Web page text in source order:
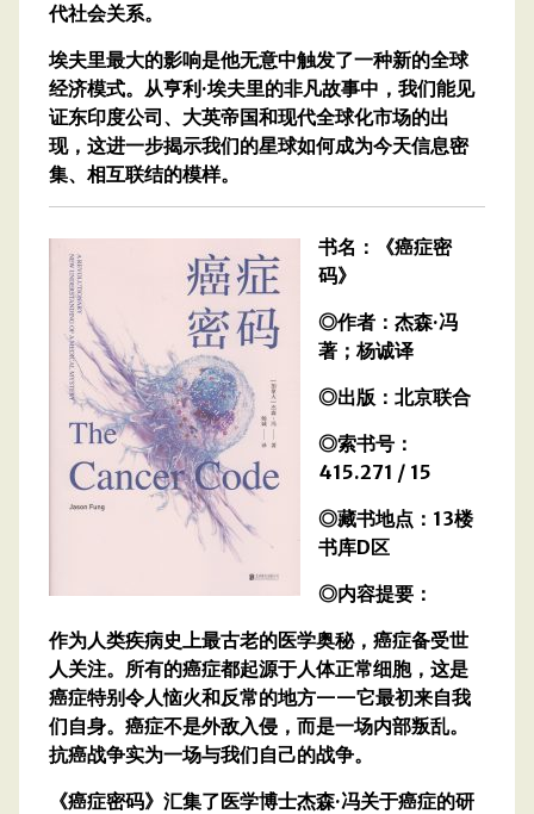
代社会关系。
埃夫里最大的影响是他无意中触发了一种新的全球
经济模式。从亨利·埃夫里的非凡故事中，我们能见
证东印度公司、大英帝国和现代全球化市场的出
现，这进一步揭示我们的星球如何成为今天信息密
集、相互联结的模样。
书名：《癌症密
码》
◎作者：杰森·冯
著；杨诚译
◎出版：北京联合
◎索书号：
415.271 / 15
◎藏书地点：13楼
书库D区
◎内容提要：
作为人类疾病史上最古老的医学奥秘，癌症备受世
人关注。所有的癌症都起源于人体正常细胞，这是
癌症特别令人恼火和反常的地方——它最初来自我
们自身。癌症不是外敌入侵，而是一场内部叛乱。
抗癌战争实为一场与我们自己的战争。
《癌症密码》汇集了医学博士杰森·冯关于癌症的研